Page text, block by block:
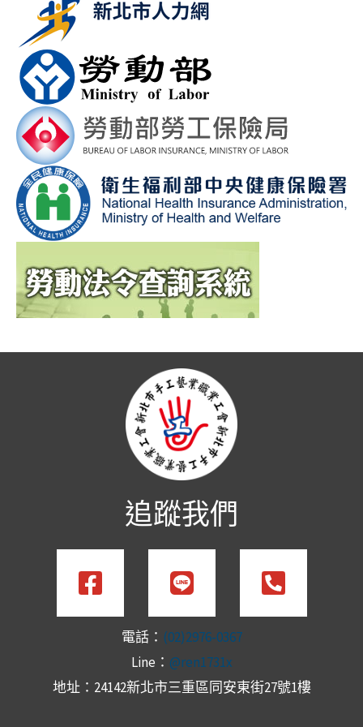
追蹤我們
電話： (02)2976-0367
Line： @ren1731x
地址：24142新北市三重區同安東街27號1樓